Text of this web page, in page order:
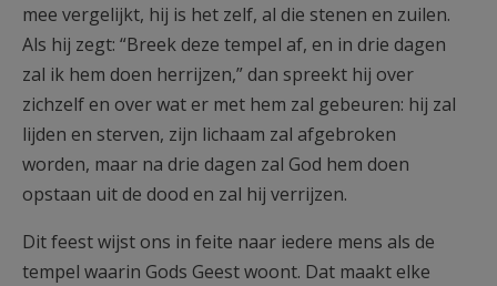
mee vergelijkt, hij is het zelf, al die stenen en zuilen.
Als hij zegt: “Breek deze tempel af, en in drie dagen
zal ik hem doen herrijzen,” dan spreekt hij over
zichzelf en over wat er met hem zal gebeuren: hij zal
lijden en sterven, zijn lichaam zal afgebroken
worden, maar na drie dagen zal God hem doen
opstaan uit de dood en zal hij verrijzen.
Dit feest wijst ons in feite naar iedere mens als de
tempel waarin Gods Geest woont. Dat maakt elke